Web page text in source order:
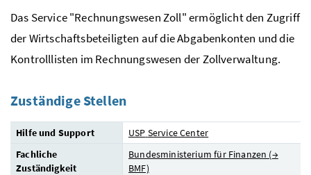
Das Service"Rechnungswesen Zoll" ermöglicht den Zugriff
der Wirtschaftsbeteiligten auf die Abgabenkonten und die
Kontrolllisten im Rechnungswesen der Zollverwaltung.
Zuständige Stellen
Hilfe und Support USP Service Center
Fachliche
Zuständigkeit
Bundesministerium für Finanzen (→
BMF)